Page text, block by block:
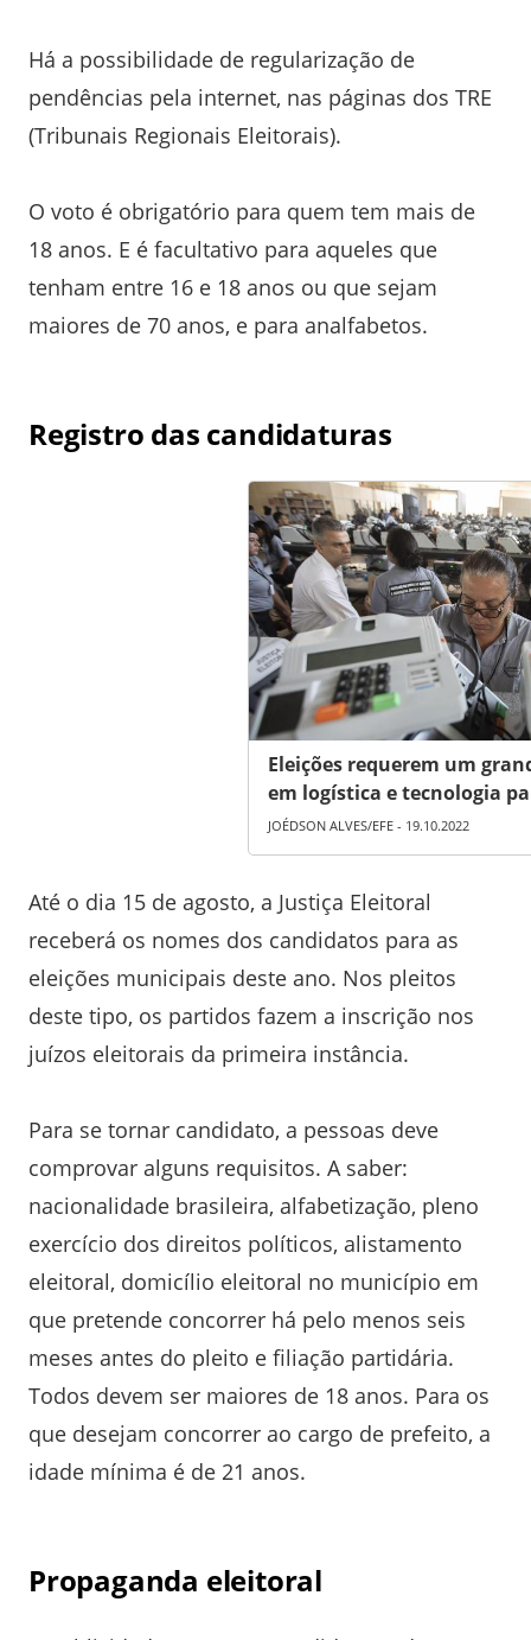
Há a possibilidade de regularização de
pendências pela internet, nas páginas dos TRE
(Tribunais Regionais Eleitorais).
O voto é obrigatório para quem tem mais de
18 anos. E é facultativo para aqueles que
tenham entre 16 e 18 anos ou que sejam
maiores de 70 anos, e para analfabetos.
Registro das candidaturas
Eleições requerem um
em logística e tecnologia
JOÉDSON ALVES/EFE - 19.10.2022
Até o dia 15 de agosto, a Justiça Eleitoral
receberá os nomes dos candidatos para as
eleições municipais deste ano. Nos pleitos
deste tipo, os partidos fazem a inscrição nos
juízos eleitorais da primeira instância.
Para se tornar candidato, a pessoas deve
comprovar alguns requisitos. A saber:
nacionalidade brasileira, alfabetização, pleno
exercício dos direitos políticos, alistamento
eleitoral, domicílio eleitoral no município em
que pretende concorrer há pelo menos seis
meses antes do pleito e filiação partidária.
Todos devem ser maiores de 18 anos. Para os
que desejam concorrer ao cargo de prefeito, a
idade mínima é de 21 anos.
Propaganda eleitoral